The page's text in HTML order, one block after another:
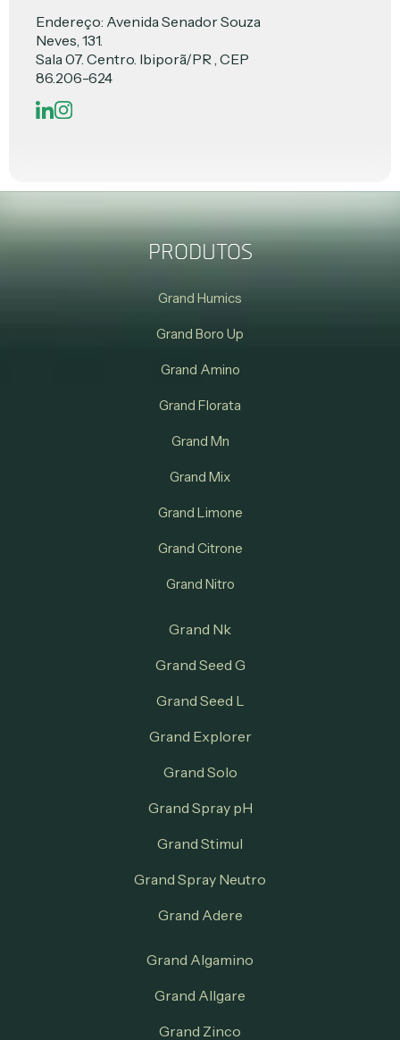
Endereço: Avenida Senador Souza
Neves, 131.
Sala 07. Centro. Ibiporã/PR , CEP
86.206-624
PRODUTOS
Grand Humics
Grand Boro Up
Grand Amino
Grand Florata
Grand Mn
Grand Mix
Grand Limone
Grand Citrone
Grand Nitro
Grand Nk
Grand Seed G
Grand Seed L
Grand Explorer
Grand Solo
Grand Spray pH
Grand Stimul
Grand Spray Neutro
Grand Adere
Grand Algamino
Grand Allgare
Grand Zinco